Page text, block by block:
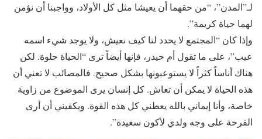
لـ”المدن”، “من حقهما أن يعيشا مثل كل الأولاد، وواجبنا أن نؤمن
لهما حياة كريمة”.
وإذا كان “المجتمع لا يحدد لنا كيف نعيش، ولا يوجد شيء اسمه
عيب”، على ما تقول أم حيدر، فإنها أيضاً ترى “الحياة حلوة. لكن
هناك أناساً كثراً لا يستوعبونها بشكل صحيح. فالمصائب لا تعني أن
هذه الحياة لا يمكن أن تعاش. كل إنسان يرى الموضوع من زاوية
خاصة، وأنا إيماني بالله يعطني كل هذه القوة. ويكفيني أن أرى
الفرحة على وجه ولدي لأكون سعيدة”.